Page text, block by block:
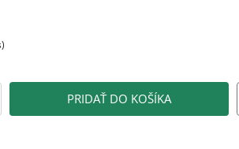
PRIDAŤ DO KOŠÍKA